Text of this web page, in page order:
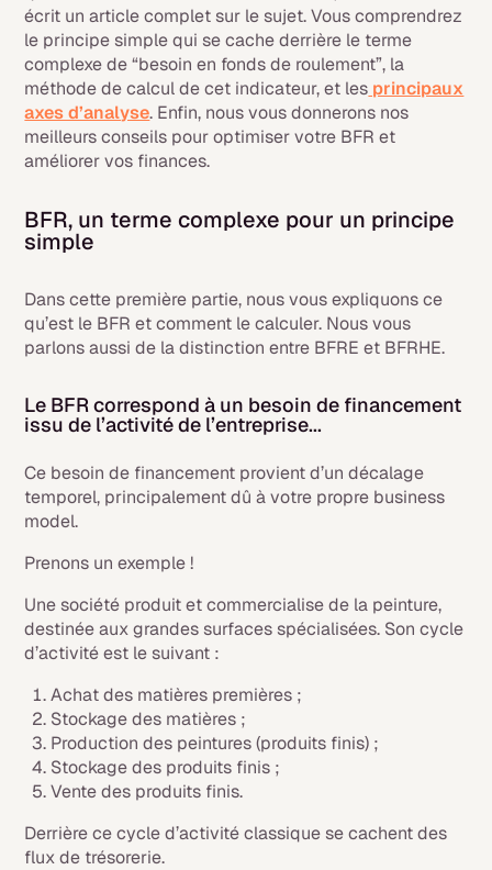
écrit un article complet sur le sujet. Vous comprendrez
le principe simple qui se cache derrière le terme
complexe de “besoin en fonds de roulement”, la
méthode de calcul de cet indicateur, et les principaux
axes d’analyse. Enfin, nous vous donnerons nos
meilleurs conseils pour optimiser votre BFR et
améliorer vos finances.
BFR, un terme complexe pour un principe
simple
Dans cette première partie, nous vous expliquons ce
qu’est le BFR et comment le calculer. Nous vous
parlons aussi de la distinction entre BFRE et BFRHE.
Le BFR correspond à un besoin de financement
issu de l’activité de l’entreprise...
Ce besoin de financement provient d’un décalage
temporel, principalement dû à votre propre business
model.
Prenons un exemple !
Une société produit et commercialise de la peinture,
destinée aux grandes surfaces spécialisées. Son cycle
d’activité est le suivant :
Achat des matières premières ;
Stockage des matières ;
Production des peintures (produits finis) ;
Stockage des produits finis ;
Vente des produits finis.
Derrière ce cycle d’activité classique se cachent des
flux de trésorerie.